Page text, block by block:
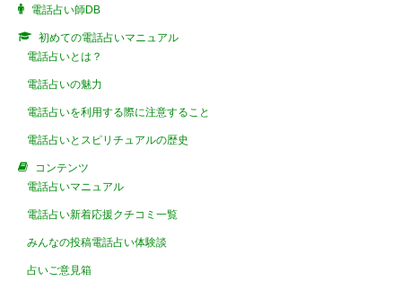
電話占い師DB
初めての電話占いマニュアル
電話占いとは？
電話占いの魅力
電話占いを利用する際に注意すること
電話占いとスピリチュアルの歴史
コンテンツ
電話占いマニュアル
電話占い新着応援クチコミ一覧
みんなの投稿電話占い体験談
占いご意見箱